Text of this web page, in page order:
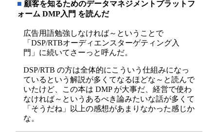
■ 顧客を知るためのデータマネジメントプラットフ
ォーム DMP入門 を読んだ
広告用語勉強しなければ～ということで
「DSP/RTBオーディエンスターゲティング入
門」に続いてさーっと呼んだ。
DSP/RTB の方は全体的にこういう仕組みになっ
ているという解説が多くてなるほどな～と読んで
いたけど、この本は DMP が大事だ、経営で使わ
なければ～というあるべき論みたいな話が多くて
「そうだね」以上の感想があまりなかった感じか
な。